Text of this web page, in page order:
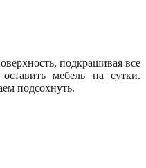
подкрашивая все
мебель на сутки.
подсохнуть.